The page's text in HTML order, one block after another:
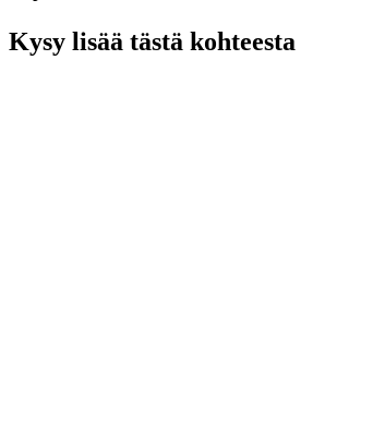
Kysy lisää tästä kohteesta